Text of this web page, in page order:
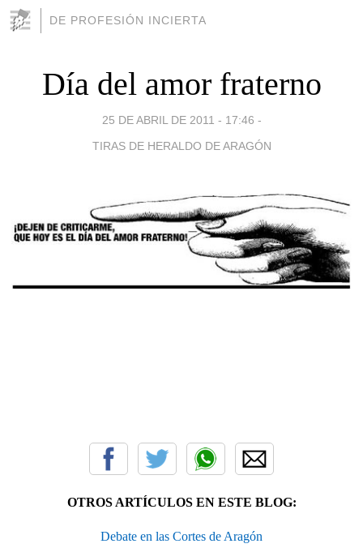
DE PROFESIÓN INCIERTA
Día del amor fraterno
25 DE ABRIL DE 2011 - 17:46 -
TIRAS DE HERALDO DE ARAGÓN
OTROS ARTÍCULOS EN ESTE BLOG:
Debate en las Cortes de Aragón